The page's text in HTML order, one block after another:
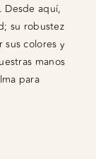
Desde aquí,
su robustez
colores y
manos
para